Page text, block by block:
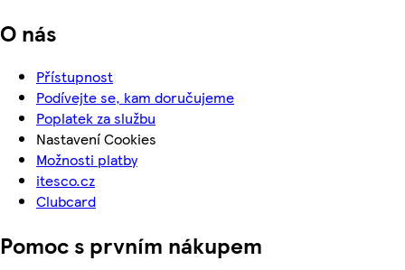
O nás
Přístupnost
Podívejte se, kam doručujeme
Poplatek za službu
Nastavení Cookies
Možnosti platby
itesco.cz
Clubcard
Pomoc s prvním nákupem